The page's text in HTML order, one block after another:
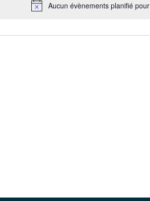
Aucun évènements planifié